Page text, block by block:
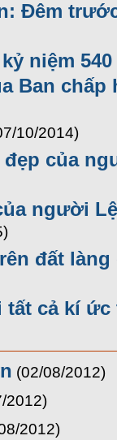
Đêm
niệm
Ban chấp
10/2014)
của
người
đất làng
tất cả kí
(02/08/2012)
2012)
2012)